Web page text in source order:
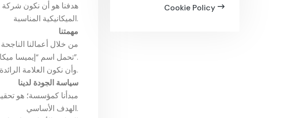
هدفنا هو أن نكون شركة
الميكانيكية المناسبة.
مهمتنا
من خلال أعمالنا
تحمل اسم “إيميسا ميكانيكال”.
وأن نكون العلامة الرائدة التي تمثل قطاعها واقتصاد بلدها بأفضل صورة وتضيف قيمة حقيقية.
سياسة الجودة لدينا
مبدأنا كمؤسسة؛ هو
الهدف الأساسي.
Cookie Policy